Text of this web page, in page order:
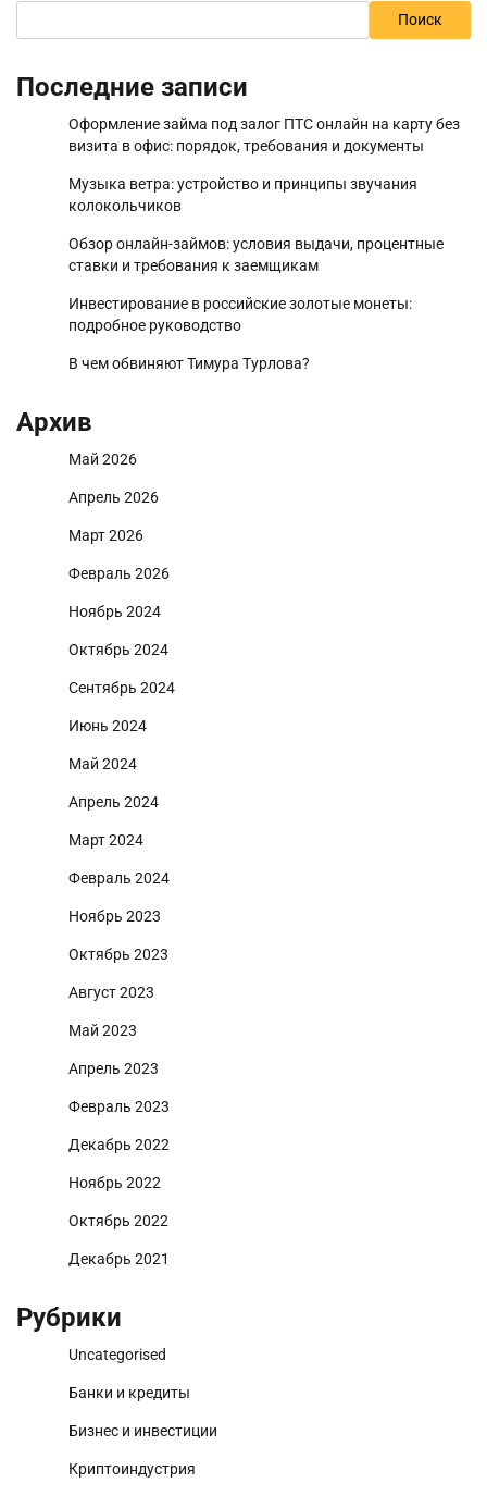
Поиск
Последние записи
Оформление займа под залог ПТС онлайн на карту без
визита в офис: порядок, требования и документы
Музыка ветра: устройство и принципы звучания
колокольчиков
Обзор онлайн-займов: условия выдачи, процентные
ставки и требования к заемщикам
Инвестирование в российские золотые монеты:
подробное руководство
В чем обвиняют Тимура Турлова?
Архив
Май 2026
Апрель 2026
Март 2026
Февраль 2026
Ноябрь 2024
Октябрь 2024
Сентябрь 2024
Июнь 2024
Май 2024
Апрель 2024
Март 2024
Февраль 2024
Ноябрь 2023
Октябрь 2023
Август 2023
Май 2023
Апрель 2023
Февраль 2023
Декабрь 2022
Ноябрь 2022
Октябрь 2022
Декабрь 2021
Рубрики
Uncategorised
Банки и кредиты
Бизнес и инвестиции
Криптоиндустрия